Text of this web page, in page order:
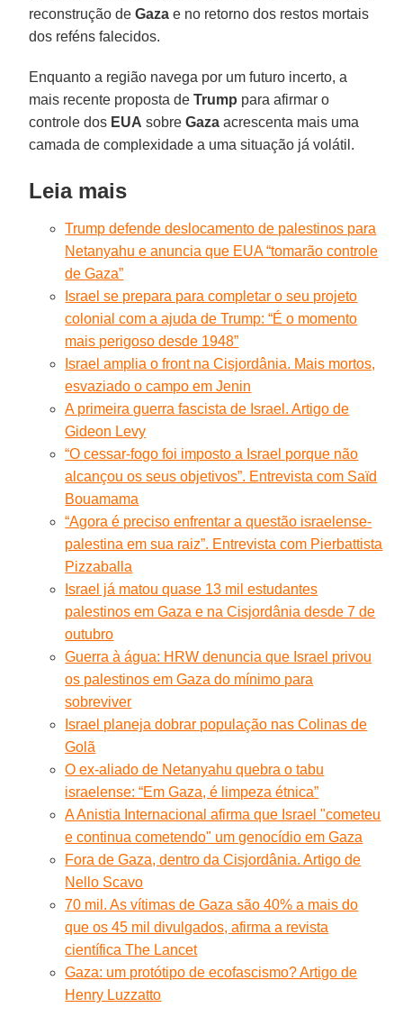
reconstrução deGaza e no retorno dos restos mortais
dos reféns falecidos.
Enquanto a região navega por um futuro incerto, a
mais recente proposta deTrump para afirmar o
controle dos EUA sobreGaza acrescenta mais uma
camada de complexidade a uma situação já volátil.
Leia mais
Trump defende deslocamento de palestinos para
Netanyahu e anuncia que EUA “tomarão controle
de Gaza”
Israel se prepara para completar o seu projeto
colonial com a ajuda de Trump: “É o momento
mais perigoso desde 1948”
Israel amplia o front na Cisjordânia. Mais mortos,
esvaziado o campo em Jenin
A primeira guerra fascista de Israel. Artigo de
Gideon Levy
“O cessar-fogo foi imposto a Israel porque não
alcançou os seus objetivos”. Entrevista com Saïd
Bouamama
“Agora é preciso enfrentar a questão israelense-
palestina em sua raiz”. Entrevista com Pierbattista
Pizzaballa
Israel já matou quase 13 mil estudantes
palestinos em Gaza e na Cisjordânia desde 7 de
outubro
Guerra à água: HRW denuncia que Israel privou
os palestinos em Gaza do mínimo para
sobreviver
Israel planeja dobrar população nas Colinas de
Golã
O ex-aliado de Netanyahu quebra o tabu
israelense: “Em Gaza, é limpeza étnica”
A Anistia Internacional afirma que Israel "cometeu
e continua cometendo" um genocídio em Gaza
Fora de Gaza, dentro da Cisjordânia. Artigo de
Nello Scavo
70 mil. As vítimas de Gaza são 40% a mais do
que os 45 mil divulgados, afirma a revista
científica The Lancet
Gaza: um protótipo de ecofascismo? Artigo de
Henry Luzzatto